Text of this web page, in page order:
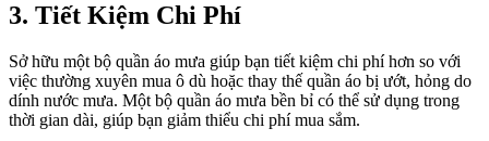
3. Tiết Kiệm Chi Phí
Sở hữu một bộ quần áo mưa giúp bạn tiết kiệm chi phí hơn so với
việc thường xuyên mua ô dù hoặc thay thế quần áo bị ướt, hỏng do
dính nước mưa. Một bộ quần áo mưa bền bỉ có thể sử dụng trong
thời gian dài, giúp bạn giảm thiểu chi phí mua sắm.